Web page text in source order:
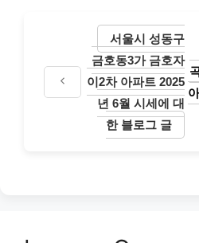
서울시 성동구
금호동3가 금호자
이2차 아파트 2025
년 6월 시세에 대
한 블로그 글